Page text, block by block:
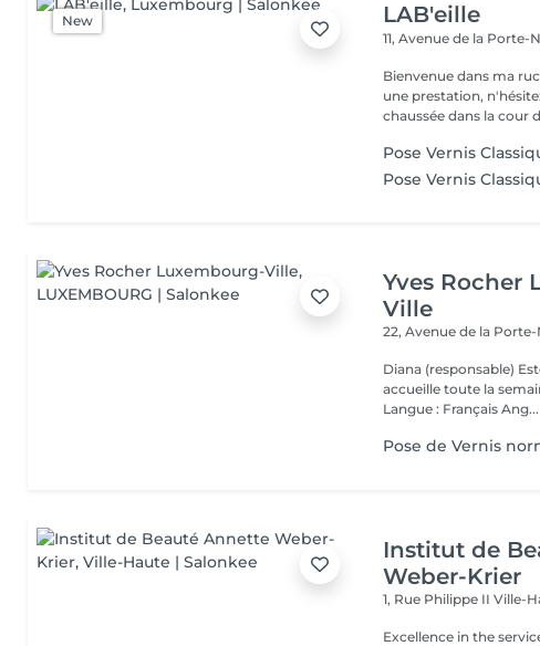
New LAB'eille
11, Avenue de la Porte-
Bienvenue dans ma
une prestation, n'hésitez pas à
chaussée dans la cour
Pose Vernis
Pose Vernis
Yves Rocher
Ville
22, Avenue de la
Diana (responsable)
accueille toute la
Langue : Français Ang...
Pose de Vernis
Institut de
Weber-Krier
1, Rue Philippe IIVille-
Excellence in the service of beauty! Located